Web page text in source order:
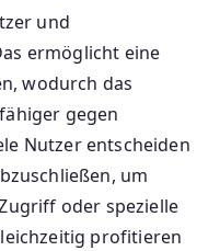
und
ermöglicht eine
wodurch das
gegen
Nutzer entscheiden
um
oder spezielle
profitieren